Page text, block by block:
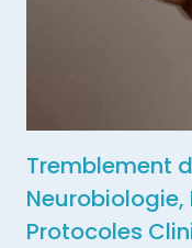
Tremblement
Protocoles